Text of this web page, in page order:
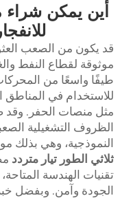
أين يمكن شراء
قد يكون من الصعب
طيفًا واسعًا من
للاستخدام في المناطق
مثل منصات الحفر.
الظروف التشغيلية
النموذجية، وهي بذلك
ثلاثي الطور تيار متردد
تقنيات الهندسة
الجودة وآمن. وبفضل